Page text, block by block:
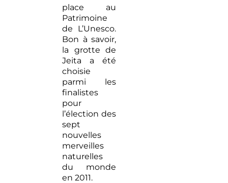
place au
Patrimoine
de L’Unesco.
Bon à savoir,
la grotte de
Jeita a été
choisie
parmi les
finalistes
pour
l’élection des
sept
nouvelles
merveilles
naturelles
du monde
en 2011.